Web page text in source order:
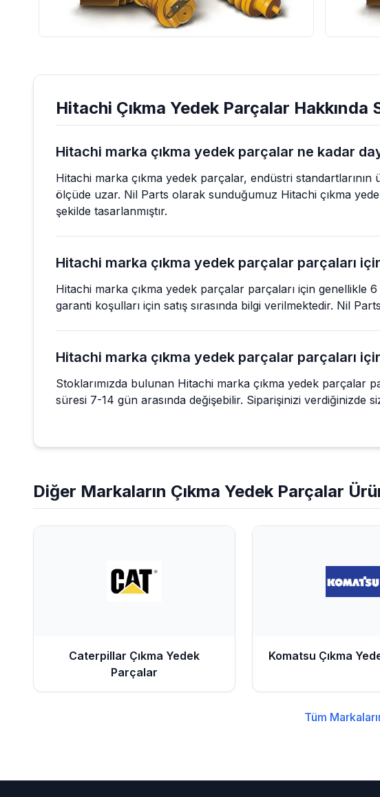
Hitachi Çıkma Yedek Parçalar Hakkında
Hitachi marka çıkma yedek parçalar ne kadar
Hitachi marka çıkma yedek parçalar, endüstri
ölçüde uzar. Nil Parts olarak sunduğumuz Hitachi çıkma
şekilde tasarlanmıştır.
Hitachi marka çıkma yedek parçalar parçaları
Hitachi marka çıkma yedek parçalar parçaları için genellikle
garanti koşulları için satış sırasında bilgi verilmektedir. Nil
Hitachi marka çıkma yedek parçalar parçaları
Stoklarımızda bulunan Hitachi marka çıkma yedek parçalar
süresi 7-14 gün arasında değişebilir. Siparişinizi verdiğinizde
Diğer Markaların Çıkma Yedek Parçalar
Caterpillar Çıkma Yedek
Parçalar
Komatsu Çıkma
Tüm